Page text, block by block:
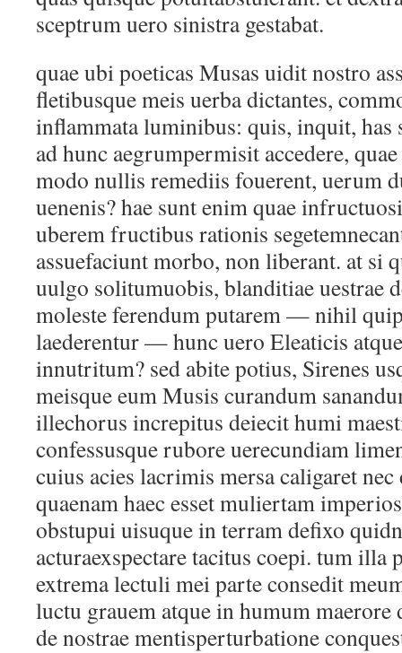
sceptrum uero sinistra gestabat.
quae ubi poeticas Musas uidit nostro
fletibusque meis uerba dictantes,
inflammata luminibus: quis, inquit, has
ad hunc aegrumpermisit accedere,
modo nullis remediis fouerent, uerum
uenenis? hae sunt enim quae
uberem fructibus rationis
assuefaciunt morbo, non liberant. at si
uulgo solitumuobis, blanditiae uestrae
moleste ferendum putarem — nihil
laederentur — hunc uero Eleaticis
innutritum? sed abite potius, Sirenes
meisque eum Musis curandum
illechorus increpitus deiecit humi
confessusque rubore uerecundiam
cuius acies lacrimis mersa caligaret nec
quaenam haec esset muliertam
obstupui uisuque in terram defixo
acturaexspectare tacitus coepi. tum illa
extrema lectuli mei parte consedit
luctu grauem atque in humum maerore
de nostrae mentisperturbatione